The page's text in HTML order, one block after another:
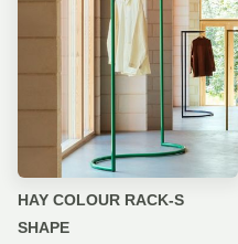
HAY COLOUR RACK-S
SHAPE